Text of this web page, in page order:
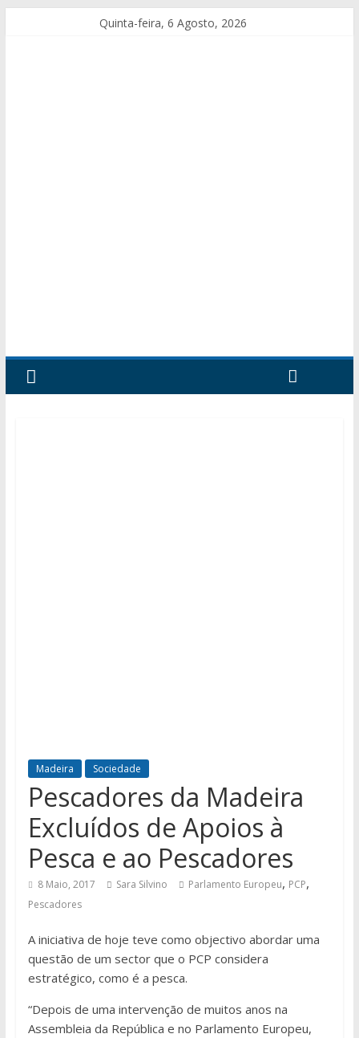
Quinta-feira, 6 Agosto, 2026
Madeira Sociedade
Pescadores da Madeira
Excluídos de Apoios à
Pesca e ao Pescadores
8 Maio, 2017 Sara Silvino Parlamento Europeu, PCP,
Pescadores
A iniciativa de hoje teve como objectivo abordar uma
questão de um sector que o PCP considera
estratégico, como é a pesca.
“Depois de uma intervenção de muitos anos na
Assembleia da República e no Parlamento Europeu,